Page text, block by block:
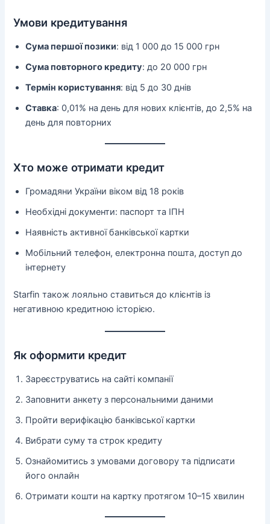
Умови кредитування
Сума першої позики: від 1 000 до 15 000 грн
Сума повторного кредиту: до 20 000 грн
Термін користування: від 5 до 30 днів
Ставка: 0,01% на день для нових клієнтів, до 2,5% на
день для повторних
Хто може отримати кредит
Громадяни України віком від 18 років
Необхідні документи: паспорт та ІПН
Наявність активної банківської картки
Мобільний телефон, електронна пошта, доступ до
інтернету
Starfin також лояльно ставиться до клієнтів із
негативною кредитною історією.
Як оформити кредит
Зареєструватись на сайті компанії
Заповнити анкету з персональними даними
Пройти верифікацію банківської картки
Вибрати суму та строк кредиту
Ознайомитись з умовами договору та підписати
його онлайн
Отримати кошти на картку протягом 10–15 хвилин